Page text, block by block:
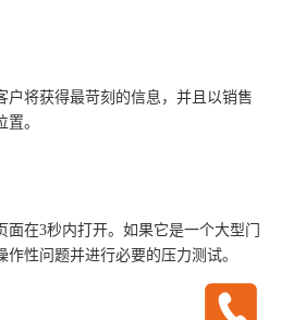
户将获得最苛刻的信息，并且以销售
。
在3秒内打开。如果它是一个大型门
性问题并进行必要的压力测试。